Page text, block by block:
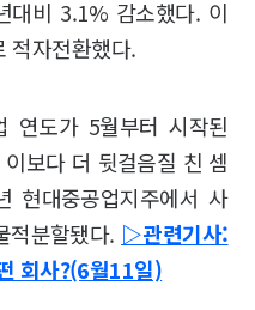
대비 3.1% 감소했다. 이
적자전환했다.
연도가 5월부터 시작된
보다 더 뒷걸음질 친 셈
현대중공업지주에서 사
적분할됐다. ▷관련기사:
회사?(6월11일)